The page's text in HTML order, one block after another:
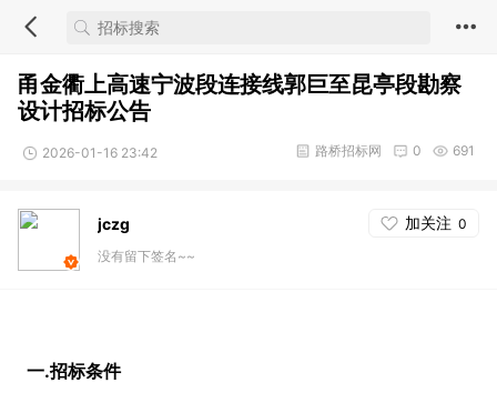
甬金衢上高速宁波段连接线郭巨至昆亭段勘察
设计招标公告
2026-01-16 23:42 691
0
路桥招标网
jczg 加关注 0
没有留下签名~~
一.招标条件